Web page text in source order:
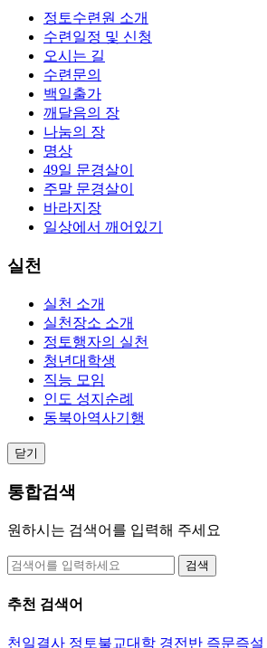
정토수련원 소개
수련일정 및 신청
오시는 길
수련문의
백일출가
깨달음의 장
나눔의 장
명상
49일 문경살이
주말 문경살이
바라지장
일상에서 깨어있기
실천
실천 소개
실천장소 소개
정토행자의 실천
청년대학생
직능 모임
인도 성지순례
동북아역사기행
닫기
통합검색
원하시는 검색어를 입력해 주세요
검색
추천 검색어
천일결사 정토불교대학 경전반 즉문즉설